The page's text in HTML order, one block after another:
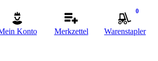
Konto Merkzettel
0
Warenstapler